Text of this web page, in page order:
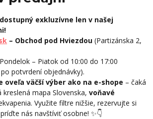
exkluzívne len v našej
– Obchod pod Hviezdou (Partizánska 2,
Pondelok – Piatok od 10:00 do 17:00
potvrdení objednávky).
oveľa väčší výber ako na e-shope – čaká
kreslená mapa Slovenska,voňavé
Využite filtre nižšie, rezervujte si
nás navštíviť osobne! ✨👇